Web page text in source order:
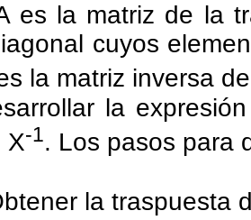
es la matriz de la
cuyos
la matriz inversa
la
X-1. Los pasos para
la traspuesta